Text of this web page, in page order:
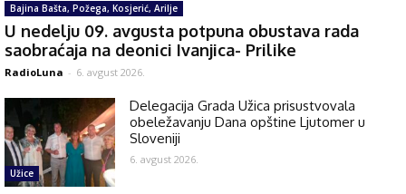
Bajina Bašta, Požega, Kosjerić, Arilje
U nedelju 09. avgusta potpuna obustava rada
saobraćaja na deonici Ivanjica- Prilike
RadioLuna - 6. avgust 2026.
Užice
Delegacija Grada Užica prisustvovala
obeležavanju Dana opštine Ljutomer u
Sloveniji
6. avgust 2026.